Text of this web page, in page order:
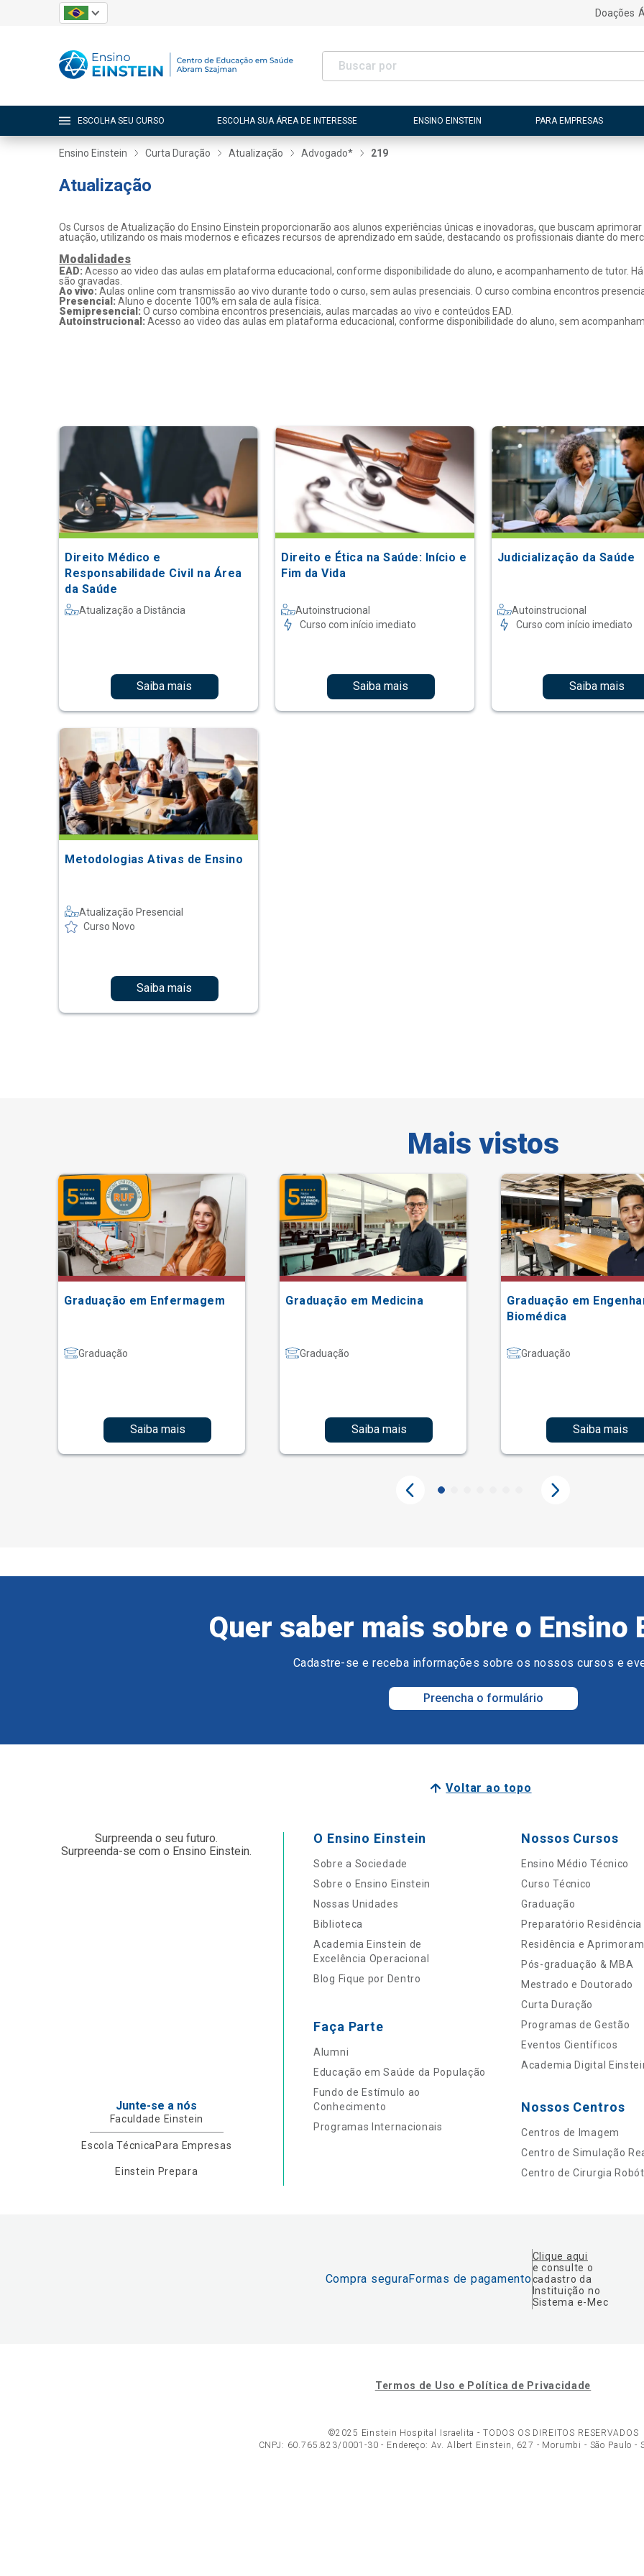
Doações
ESCOLHA SEU CURSO ESCOLHA SUA ÁREA DE INTERESSE ENSINO EINSTEIN PARA EMPRESAS
Ensino Einstein Curta Duração Atualização Advogado* 219
Atualização
Os Cursos de Atualização do Ensino Einstein proporcionarão aos alunos experiências únicas e inovadoras, que buscam
atuação, utilizando os mais modernos e eficazes recursos de aprendizado em saúde, destacando os profissionais diante do
Modalidades
EAD:Acesso ao video das aulas em plataforma educacional, conforme disponibilidade do aluno, e acompanhamento de tutor.
são gravadas.
Ao vivo: Aulas online com transmissão ao vivo durante todo o curso, sem aulas presenciais. O curso combina encontros
Presencial:Aluno e docente 100% em sala de aula física.
Semipresencial:O curso combina encontros presenciais, aulas marcadas ao vivo e conteúdos EAD.
Autoinstrucional:Acesso ao video das aulas em plataforma educacional, conforme disponibilidade do aluno, sem
Direito Médico e
Responsabilidade Civil na Área
da Saúde
Atualização a Distância
Saiba mais
Direito e Ética na Saúde: Início e
Fim da Vida
Autoinstrucional
Curso com início imediato
Saiba mais
Judicialização da Saúde
Autoinstrucional
Curso com início imediato
Saiba mais
Metodologias Ativas de Ensino
Atualização Presencial
Curso Novo
Saiba mais
Mais vistos
Graduação em Enfermagem
Graduação
Saiba mais
Graduação em Medicina
Graduação
Saiba mais
Graduação em
Biomédica
Graduação
Saiba mais
Quer saber mais sobre o Ensino
Cadastre-se e receba informações sobre os nossos cursos e
Preencha o formulário
Voltar ao topo
Surpreenda o seu futuro.
Surpreenda-se com o Ensino Einstein.
Junte-se a nós
Faculdade Einstein
Escola Técnica Para Empresas
Einstein Prepara
O Ensino Einstein
Sobre a Sociedade
Sobre o Ensino Einstein
Nossas Unidades
Biblioteca
Academia Einstein de
Excelência Operacional
Blog Fique por Dentro
Faça Parte
Alumni
Educação em Saúde da População
Fundo de Estímulo ao
Conhecimento
Programas Internacionais
Nossos Cursos
Ensino Médio Técnico
Curso Técnico
Graduação
Preparatório Residência
Residência e
Pós-graduação & MBA
Mestrado e Doutorado
Curta Duração
Programas de Gestão
Eventos Científicos
Academia Digital
Nossos Centros
Centros de Imagem
Centro de Simulação
Centro de Cirurgia
Compra seguraFormas de pagamento
Clique aqui
e consulte o
cadastro da
Instituição no
Sistema e-Mec
Termos de Uso e Política de Privacidade
©2025 Einstein Hospital Israelita - TODOS OS DIREITOS RESERVADOS
CNPJ: 60.765.823/0001-30 - Endereço: Av. Albert Einstein, 627 - Morumbi - São Paulo -